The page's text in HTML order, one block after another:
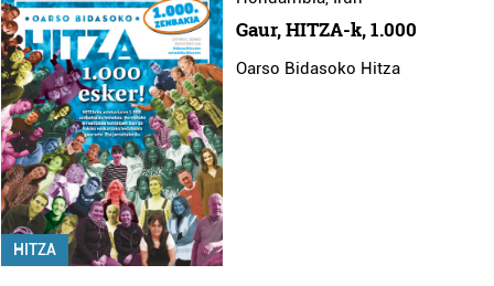
HITZA
Gaur, HITZA-k, 1.000
Oarso Bidasoko Hitza